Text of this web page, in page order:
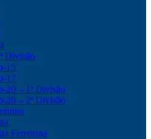
Divisão
15
17
20 – 1ª Divisão
20 – 2ª Divisão
Feminina